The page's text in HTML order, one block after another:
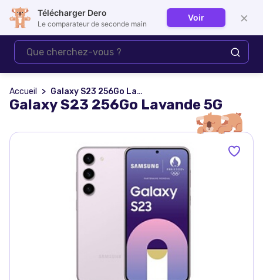
Se connecter
Accueil Galaxy S23 256Go Lavande 5G
Galaxy S23 256Go Lavande 5G
Télécharger Dero
Le comparateur de seconde main
Voir ×